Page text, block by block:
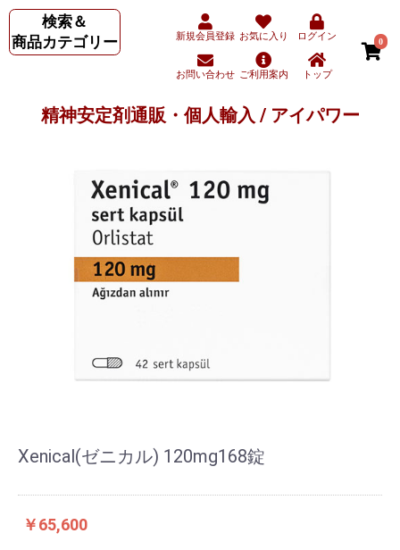
検索＆
商品カテゴリー
新規会員登録 お気に入り ログイン
お問い合わせ ご利用案内 トップ
0
精神安定剤通販・個人輸入 / アイパワー
Xenical(ゼニカル) 120mg168錠
￥65,600